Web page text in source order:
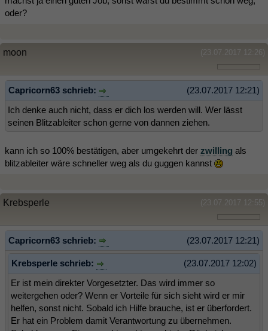
oder?
(23.07.2017 12:26)
moon
(23.07.2017 12:21)
Capricorn63 schrieb:
Ich denke auch nicht, dass er dich los werden will. Wer lässt
seinen Blitzableiter schon gerne von dannen ziehen.
kann ich so 100% bestätigen, aber umgekehrt der zwilling als
blitzableiter wäre schneller weg als du guggen kannst
(23.07.2017 12:55)
Krebsperle
(23.07.2017 12:21)
Capricorn63 schrieb:
(23.07.2017 12:02)
Krebsperle schrieb:
Er ist mein direkter Vorgesetzter. Das wird immer so
weitergehen oder? Wenn er Vorteile für sich sieht wird er mir
helfen, sonst nicht. Sobald ich Hilfe brauche, ist er überfordert.
Er hat ein Problem damit Verantwortung zu übernehmen.